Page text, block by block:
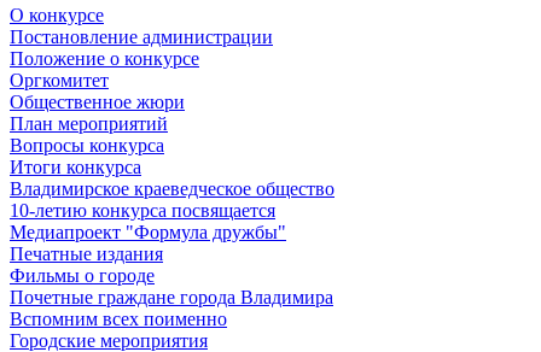
О конкурсе
Постановление администрации
Положение о конкурсе
Оргкомитет
Общественное жюри
План мероприятий
Вопросы конкурса
Итоги конкурса
Владимирское краеведческое общество
10-летию конкурса посвящается
Медиапроект "Формула дружбы"
Печатные издания
Фильмы о городе
Почетные граждане города Владимира
Вспомним всех поименно
Городские мероприятия